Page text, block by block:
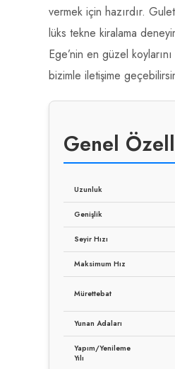
vermek için hazırdır.
lüks tekne kiralama
Ege’nin en güzel
bizimle iletişime
Genel
Uzunluk
Genişlik
Seyir Hızı
Maksimum Hız
Mürettebat
Yunan Adaları
Yapım/Yenileme
Yılı